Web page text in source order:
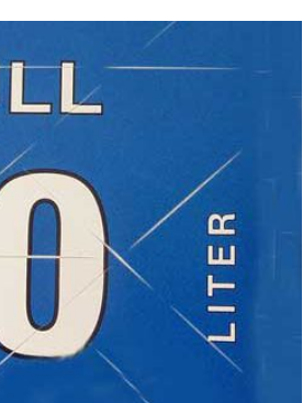
Hubert Aiwanger mit Botschaften die
rechts der Altmühl stellt sich neu auf